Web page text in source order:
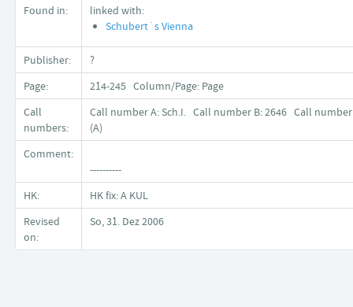
Found in:
linked with:
Schubert´s Vienna
Publisher:
?
Page:
214-245 Column/Page: Page
Call
numbers:
Call number A: Sch.I. Call number B: 2646 Call number
(A)
Comment:
----------
HK:
HK fix: A KUL
Revised
on:
So, 31. Dez 2006